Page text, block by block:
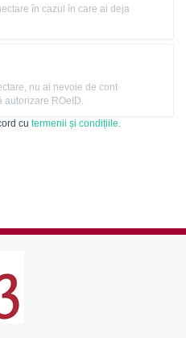
în cazul în care ai deja
nu ai nevoie de cont
ROeID.
cu termenii și condițiile.